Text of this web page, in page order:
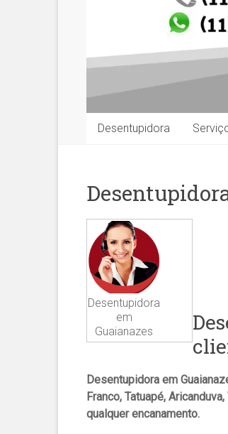
Desentupidora
Desentupidora
em
Guaianazes
Desentupidora em
Franco, Tatuapé,
qualquer encanamento.